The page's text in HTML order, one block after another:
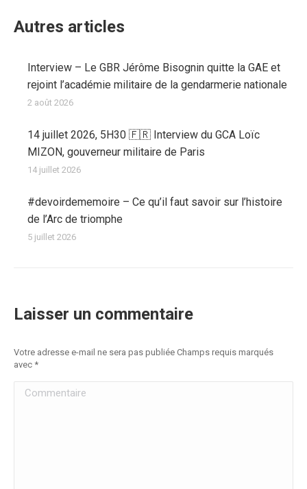
Autres articles
Interview – Le GBR Jérôme Bisognin quitte la GAE et
rejoint l’académie militaire de la gendarmerie nationale
2 août 2026
14 juillet 2026, 5H30 🇫🇷 Interview du GCA Loïc
MIZON, gouverneur militaire de Paris
14 juillet 2026
#devoirdememoire – Ce qu’il faut savoir sur l’histoire
de l’Arc de triomphe
5 juillet 2026
Laisser un commentaire
Votre adresse e-mail ne sera pas publiée Champs requis marqués
avec *
Commentaire